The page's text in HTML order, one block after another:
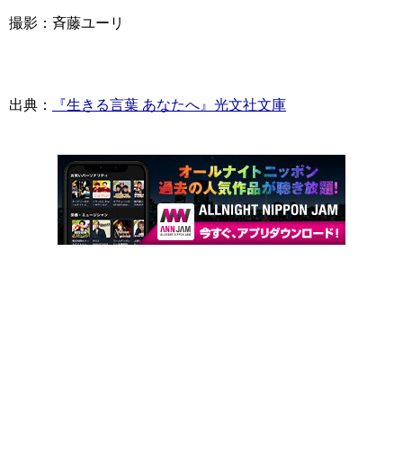
撮影：斉藤ユーリ
出典： 『生きる言葉 あなたへ』光文社文庫